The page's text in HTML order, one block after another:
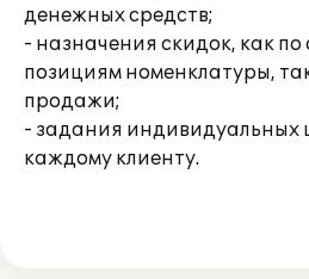
денежных средств;
- назначения скидок, как
позициям номенклатуры,
продажи;
- задания индивидуальных
каждому клиенту.